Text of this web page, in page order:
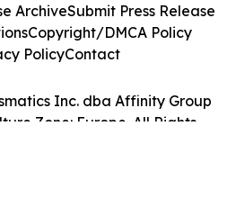
Inc. dba Affinity Group
Zone: Europe. All Rights
ArchiveSubmit Press Release
Copyright/DMCA Policy
PolicyContact